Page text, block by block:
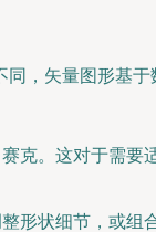
同，矢量图形基于
克。这对于需要
形状细节，或组